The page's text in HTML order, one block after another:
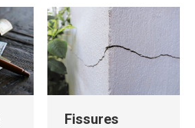
Fissures